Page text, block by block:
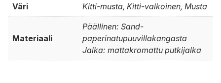
Väri Kitti-musta, Kitti-valkoinen, Musta
Materiaali
Päällinen: Sand-
paperinatupuuvillakangasta
Jalka: mattakromattu putkijalka